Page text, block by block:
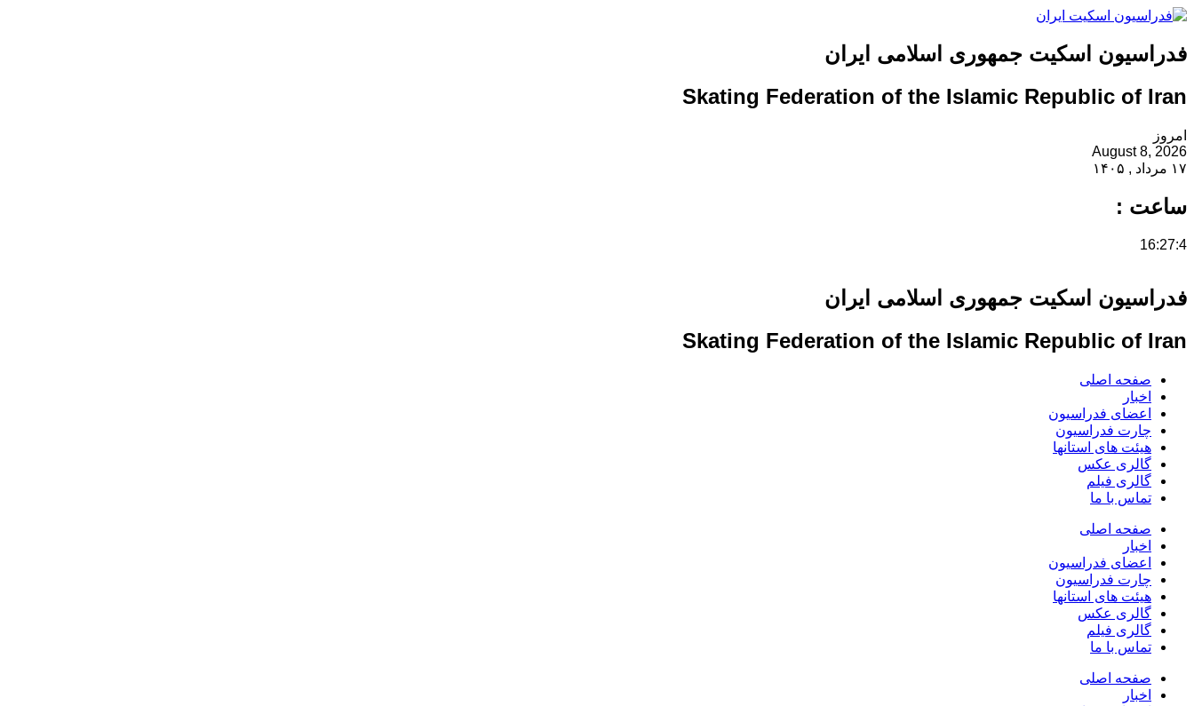
فدراسیون اسکیت جمهوری اسلامی ایران
Skating Federation of the Islamic Republic of Iran
امروز
August 8, 2026
۱۷ مرداد , ۱۴۰۵
ساعت :
16:27:4
فدراسیون اسکیت جمهوری اسلامی ایران
Skating Federation of the Islamic Republic of Iran
صفحه اصلی
اخبار
اعضای فدراسیون
چارت فدراسیون
هیئت های استانها
گالری عکس
گالری فیلم
تماس با ما
صفحه اصلی
اخبار
اعضای فدراسیون
چارت فدراسیون
هیئت های استانها
گالری عکس
گالری فیلم
تماس با ما
صفحه اصلی
اخبار